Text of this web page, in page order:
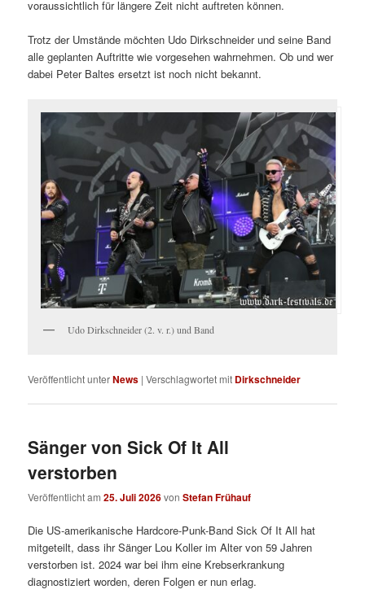
voraussichtlich für längere Zeit nicht auftreten können.
Trotz der Umstände möchten Udo Dirkschneider und seine Band
alle geplanten Auftritte wie vorgesehen wahrnehmen. Ob und wer
dabei Peter Baltes ersetzt ist noch nicht bekannt.
Udo Dirkschneider (2. v. r.) und Band
Veröffentlicht unterNews |Verschlagwortet mit Dirkschneider
Sänger von Sick Of It All
verstorben
Veröffentlicht am25. Juli 2026vonStefan Frühauf
Die US-amerikanische Hardcore-Punk-Band Sick Of It All hat
mitgeteilt, dass ihr Sänger Lou Koller im Alter von 59 Jahren
verstorben ist. 2024 war bei ihm eine Krebserkrankung
diagnostiziert worden, deren Folgen er nun erlag.